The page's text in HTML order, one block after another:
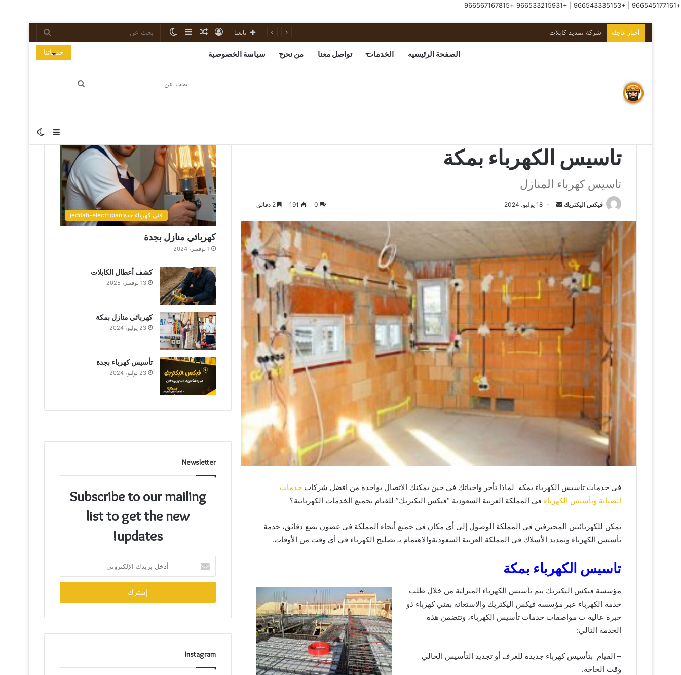
+966545177161
+966543335153
+966533215931
+966567167815
أخبار عاجلة كهربائي منازل بجدة تابعنا
الصفحة الرئيسيه الخدمات تواصل معنا من نحن سياسة الخصوصية خدماتنا
تاسيس الكهرباء بمكة
تاسيس كهرباء المنازل
فيكس اليكتريك 18 يوليو، 2024 0
191
في خدمات تاسيس الكهرباء بمكة لماذا تأخر واجباتك في حين يمكنك الاتصال بواحدة من افضل شركات خدمات
الصيانة وتأسيس الكهرباء في المملكة العربية السعودية “فيكس اليكتريك” للقيام بجميع الخدمات الكهربائية؟
يمكن للكهربائيين المحترفين في المملكة الوصول إلى أي مكان في جميع أنحاء المملكة في غضون بضع دقائق، خدمة
تأسيس الكهرباء وتمديد الأسلاك في المملكة العربية السعوديةوالاهتمام بـ تصليح الكهرباء في أي وقت من الأوقات.
تاسيس الكهرباء بمكة
مؤسسة فيكس اليكتريك يتم تأسيس الكهرباء المنزلية من خلال طلب
خدمة الكهرباء عبر مؤسسة فيكس اليكتريك والاستعانة بفني كهرباء ذو
خبرة عالية ب مواصفات خدمات تأسيس الكهرباء، وتتضمن هذه
الخدمة التالي:
– القيام بتأسيس كهرباء جديدة للغرف أو تجديد التأسيس الحالي
وقت الحاجة.
فني كهرباء جدة jeddah-electrician
كهربائي منازل بجدة
1 نوفمبر، 2024
كشف أعطال الكابلات
13 نوفمبر، 2025
كهربائي منازل بمكة
23 يوليو، 2024
تأسيس كهرباء بجدة
23 يوليو، 2024
Newsletter
Subscribe to our mailing
list to get the new
updates!
Instagram